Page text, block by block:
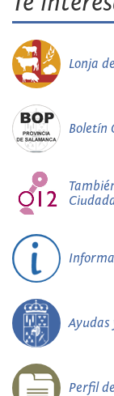
Lonja
Boletín
Ayudas
Perfil